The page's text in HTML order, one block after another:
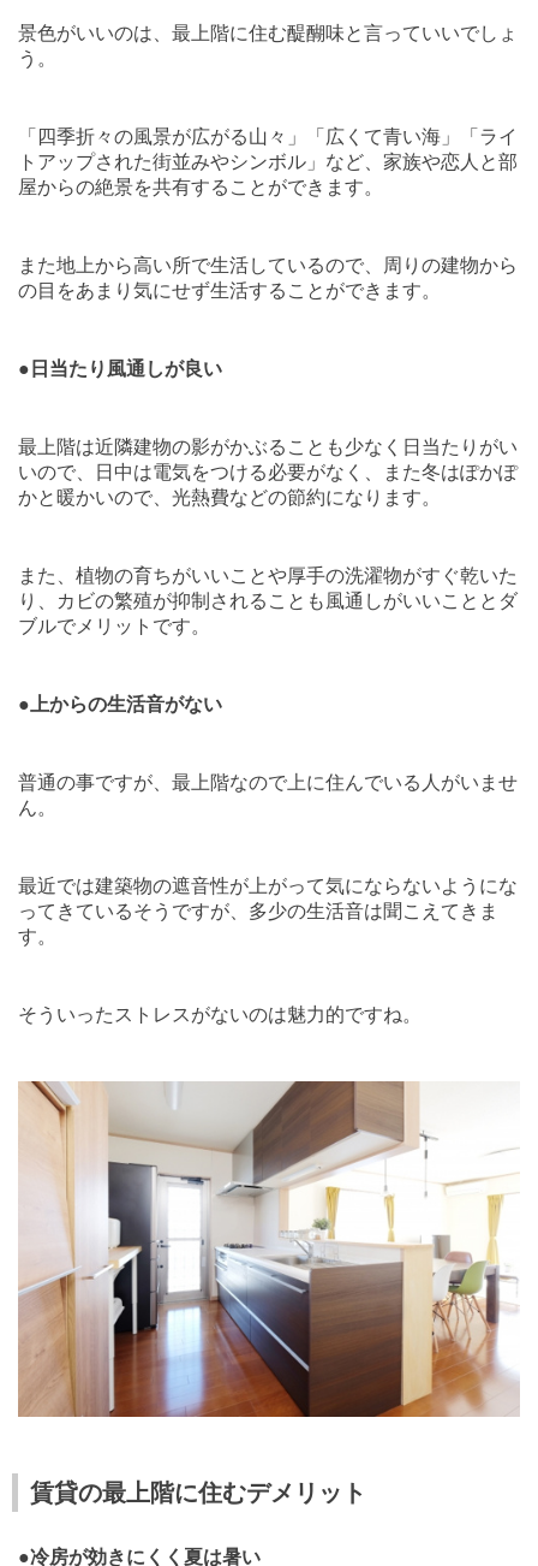
景色がいいのは、最上階に住む醍醐味と言っていいでしょ
う。
「四季折々の風景が広がる山々」「広くて青い海」「ライ
トアップされた街並みやシンボル」など、家族や恋人と部
屋からの絶景を共有することができます。
また地上から高い所で生活しているので、周りの建物から
の目をあまり気にせず生活することができます。
● 日当たり風通しが良い
最上階は近隣建物の影がかぶることも少なく日当たりがい
いので、日中は電気をつける必要がなく、また冬はぽかぽ
かと暖かいので、光熱費などの節約になります。
また、植物の育ちがいいことや厚手の洗濯物がすぐ乾いた
り、カビの繁殖が抑制されることも風通しがいいこととダ
ブルでメリットです。
● 上からの生活音がない
普通の事ですが、最上階なので上に住んでいる人がいませ
ん。
最近では建築物の遮音性が上がって気にならないようにな
ってきているそうですが、多少の生活音は聞こえてきま
す。
そういったストレスがないのは魅力的ですね。
賃貸の最上階に住むデメリット
●冷房が効きにくく夏は暑い